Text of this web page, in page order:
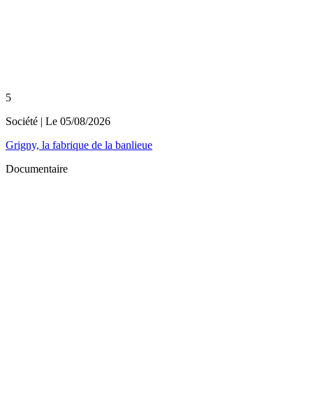
5
Société | Le 05/08/2026
Grigny, la fabrique de la banlieue
Documentaire